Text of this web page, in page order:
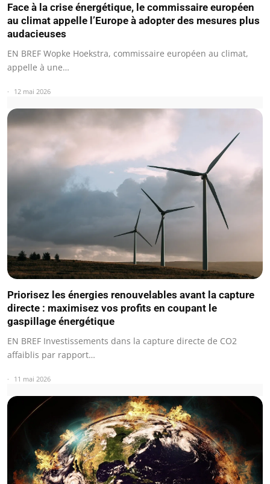
Face à la crise énergétique, le commissaire européen
au climat appelle l’Europe à adopter des mesures plus
audacieuses
EN BREF Wopke Hoekstra, commissaire européen au climat,
appelle à une…
12 mai 2026
Priorisez les énergies renouvelables avant la capture
directe : maximisez vos profits en coupant le
gaspillage énergétique
EN BREF Investissements dans la capture directe de CO2
affaiblis par rapport…
11 mai 2026